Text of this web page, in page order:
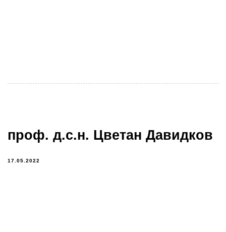
проф. д.с.н. Цветан Давидков
17.05.2022